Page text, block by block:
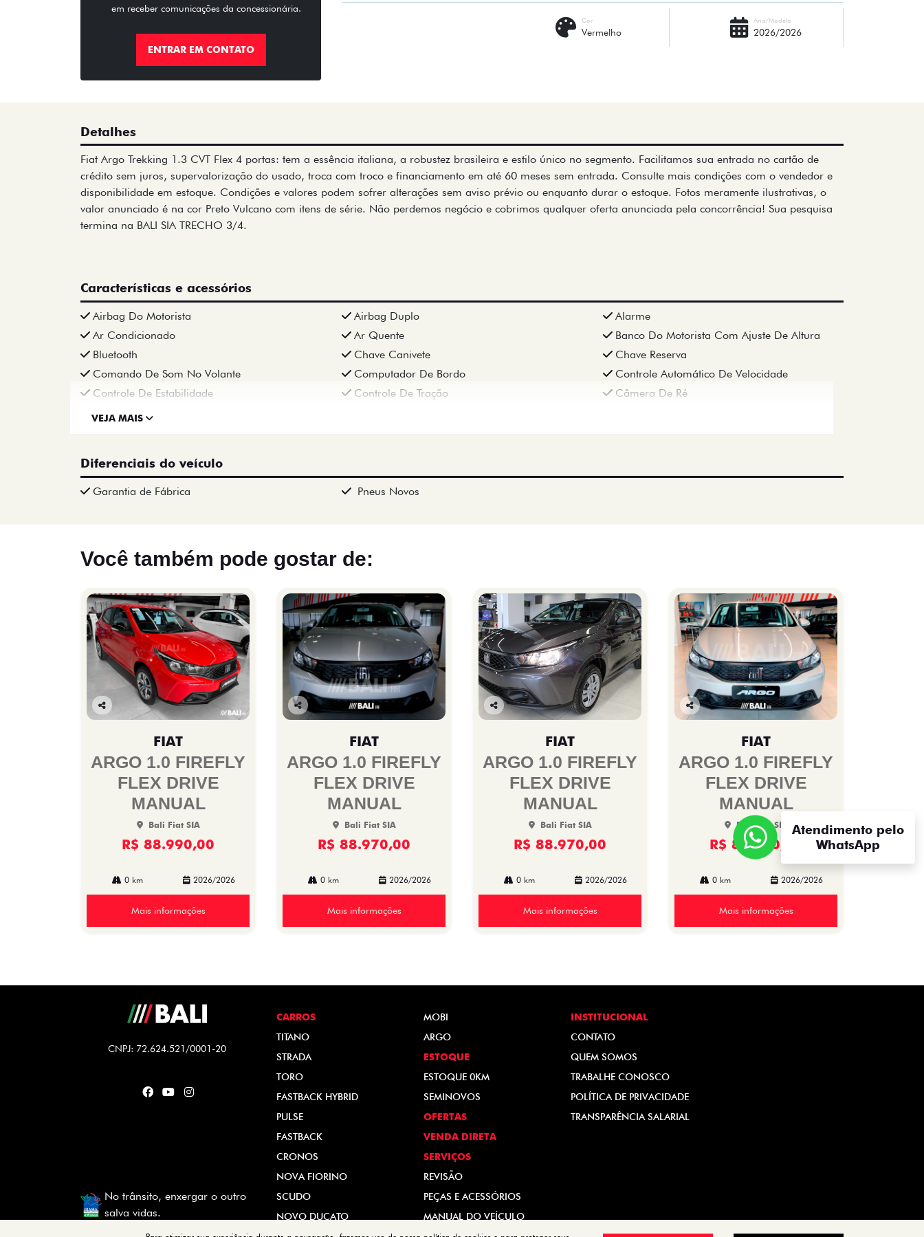
em receber comunicações da concessionária.
ENTRAR EM CONTATO
Ano/Modelo
2026/2026
Cor
Vermelho
Detalhes
Fiat Argo Trekking 1.3 CVT Flex 4 portas: tem a essência italiana, a robustez brasileira e estilo único no segmento. Facilitamos sua entrada no cartão de
crédito sem juros, supervalorização do usado, troca com troco e financiamento em até 60 meses sem entrada. Consulte mais condições com o vendedor e
disponibilidade em estoque. Condições e valores podem sofrer alterações sem aviso prévio ou enquanto durar o estoque. Fotos meramente ilustrativas, o
valor anunciado é na cor Preto Vulcano com itens de série. Não perdemos negócio e cobrimos qualquer oferta anunciada pela concorrência! Sua pesquisa
termina na BALI SIA TRECHO 3/4.
Características e acessórios
Airbag Do Motorista Airbag Duplo
Alarme
Ar Condicionado
Ar Quente
Banco Do Motorista Com Ajuste De Altura
Bluetooth
Chave Canivete
Chave Reserva
Comando De Som No Volante
Computador De Bordo
Controle Automático De Velocidade
Controle De Estabilidade
Controle De Tração Câmera De Ré
VEJA MAIS
Diferenciais do veículo
Garantia de Fábrica Pneus Novos
Você também pode gostar de:
Co
lhe
FIAT
ARGO 1.0 FIREFLY
FLEX DRIVE
MANUAL
Bali Fiat SIA
R$ 88.990,00
0 km 2026/2026
Mais informações
Co
lhe
FIAT
ARGO 1.0 FIREFLY
FLEX DRIVE
MANUAL
Bali Fiat SIA
R$ 88.970,00
0 km 2026/2026
Mais informações
Co
lhe
FIAT
ARGO 1.0 FIREFLY
FLEX DRIVE
MANUAL
Bali Fiat SIA
R$ 88.970,00
0 km 2026/2026
Mais informações
Co
lhe
FIAT
ARGO 1.0 FIREFLY
FLEX DRIVE
MANUAL
Bali Fiat SIA
R$ 88.970,00
0 km 2026/2026
Mais informações
CNPJ: 72.624.521/0001-20
No trânsito, enxergar o outro
salva vidas.
CARROS
TITANO
STRADA
TORO
FASTBACK HYBRID
PULSE
FASTBACK
CRONOS
NOVA FIORINO
SCUDO
NOVO DUCATO
MOBI
ARGO
ESTOQUE
ESTOQUE 0KM
SEMINOVOS
OFERTAS
VENDA DIRETA
SERVIÇOS
REVISÃO
PEÇAS E ACESSÓRIOS
MANUAL DO VEÍCULO
INSTITUCIONAL
CONTATO
QUEM SOMOS
TRABALHE CONOSCO
POLÍTICA DE PRIVACIDADE
TRANSPARÊNCIA SALARIAL
Atendimento pelo
WhatsApp